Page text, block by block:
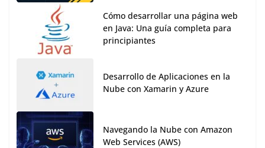
Cómo desarrollar una página web
en Java: Una guía completa para
principiantes
Desarrollo de Aplicaciones en la
Nube con Xamarin y Azure
Navegando la Nube con Amazon
Web Services (AWS)